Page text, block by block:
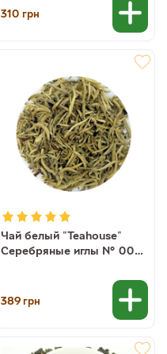
310 грн
Чай белый "Teahouse"
Серебряные иглы № 003,
389грн